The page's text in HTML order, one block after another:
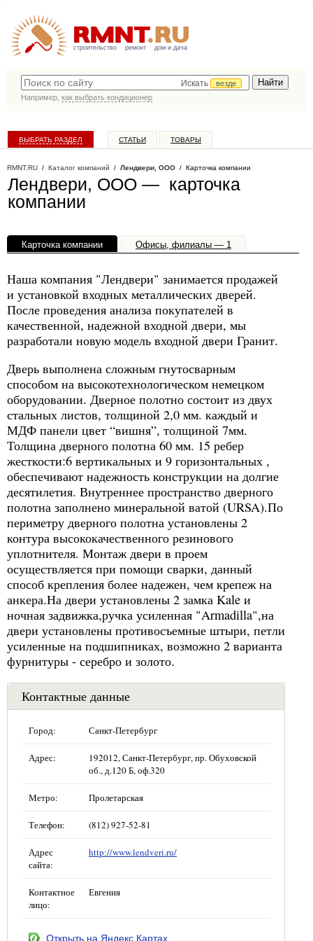
строительство ремонт дом и дача
Искать
везде
Например, как выбрать кондиционер
ВЫБРАТЬ РАЗДЕЛ СТАТЬИ ТОВАРЫ
RMNT.RU / Каталог компаний / Лендвери, ООО / Карточка компании
Лендвери, ООО — карточка
компании
Карточка компании Офисы, филиалы — 1
Наша компания "Лендвери" занимается продажей
и установкой входных металлических дверей.
После проведения анализа покупателей в
качественной, надежной входной двери, мы
разработали новую модель входной двери Гранит.
Дверь выполнена сложным гнутосварным
способом на высокотехнологическом немецком
оборудовании. Дверное полотно состоит из двух
стальных листов, толщиной 2,0 мм. каждый и
МДФ панели цвет “вишня”, толщиной 7мм.
Толщина дверного полотна 60 мм. 15 ребер
жесткости:6 вертикальных и 9 горизонтальных ,
обеспечивают надежность конструкции на долгие
десятилетия. Внутреннее пространство дверного
полотна заполнено минеральной ватой (URSA).По
периметру дверного полотна установлены 2
контура высококачественного резинового
уплотнителя. Монтаж двери в проем
осуществляется при помощи сварки, данный
способ крепления более надежен, чем крепеж на
анкера.На двери установлены 2 замка Kale и
ночная задвижка,ручка усиленная "Armadilla",на
двери установлены противосъемные штыри, петли
усиленные на подшипниках, возможно 2 варианта
фурнитуры - серебро и золото.
Контактные данные
Город: Санкт-Петербург
Адрес:
192012, Санкт-Петербург, пр. Обуховской
об., д.120 Б, оф.320
Метро: Пролетарская
Телефон: (812) 927-52-81
Адрес
сайта:
http://www.lendveri.ru/
Контактное
лицо:
Евгения
Открыть на Яндекс.Картах